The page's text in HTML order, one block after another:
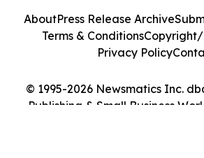
© 1995-2026 Newsmatics Inc.
Publishing & Small Business
AboutPress Release Archive
Terms & ConditionsCopyright/
Privacy Policy